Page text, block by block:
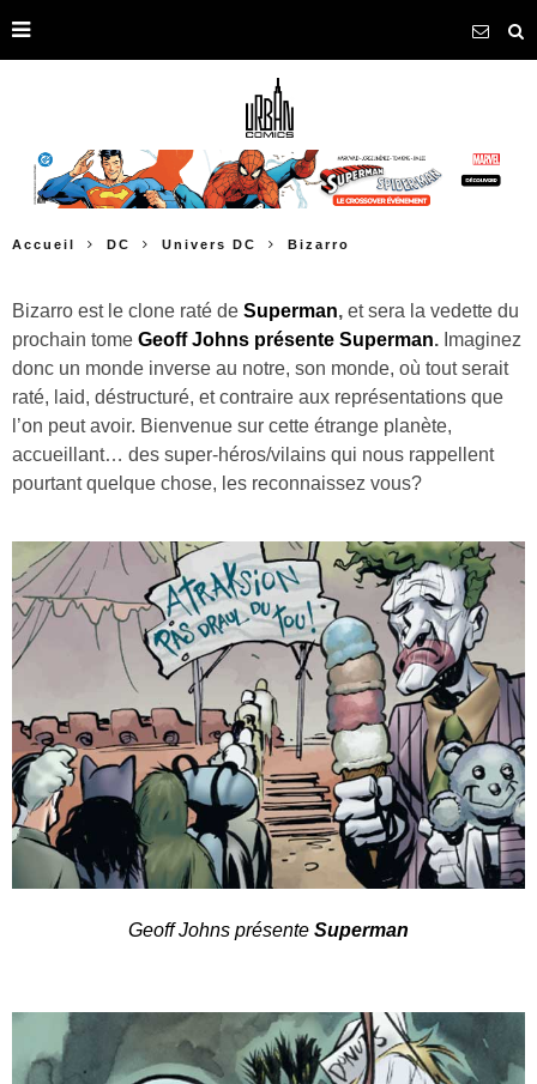
Accueil DC Univers DC Bizarro
Bizarro est le clone raté de Superman, et sera la vedette du
prochain tome Geoff Johns présente Superman. Imaginez
donc un monde inverse au notre, son monde, où tout serait
raté, laid, déstructuré, et contraire aux représentations que
l’on peut avoir. Bienvenue sur cette étrange planète,
accueillant… des super-héros/vilains qui nous rappellent
pourtant quelque chose, les reconnaissez vous?
Geoff Johns présente Superman